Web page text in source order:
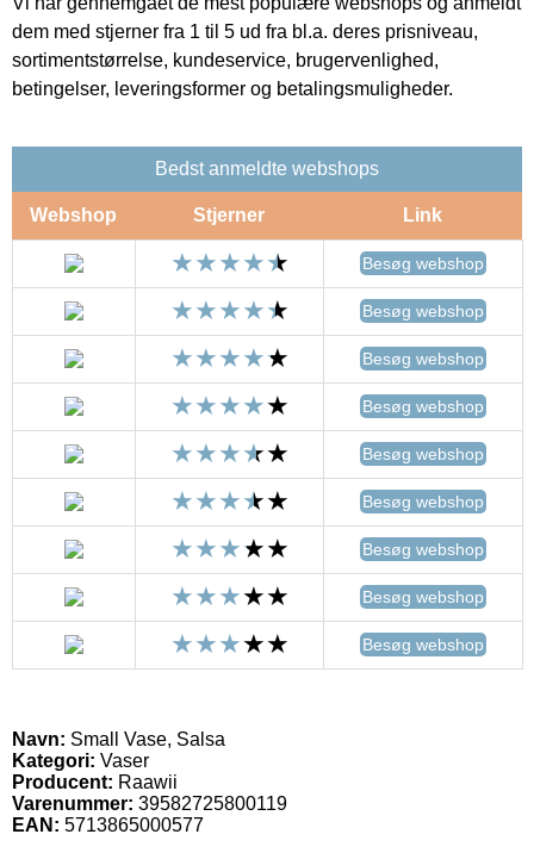
dem med stjerner fra 1 til 5 ud fra bl.a. deres prisniveau,
sortimentstørrelse, kundeservice, brugervenlighed,
betingelser, leveringsformer og betalingsmuligheder.
Bedst anmeldte webshops
Webshop Stjerner Link
Besøg webshop
Besøg webshop
Besøg webshop
Besøg webshop
Besøg webshop
Besøg webshop
Besøg webshop
Besøg webshop
Besøg webshop
Navn: Small Vase, Salsa
Kategori: Vaser
Producent: Raawii
Varenummer: 39582725800119
EAN: 5713865000577